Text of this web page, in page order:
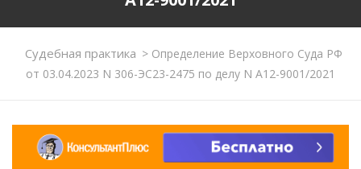
Судебная практика >Определение Верховного Суда РФ
от 03.04.2023 N 306-ЭС23-2475 по делу N А12-9001/2021